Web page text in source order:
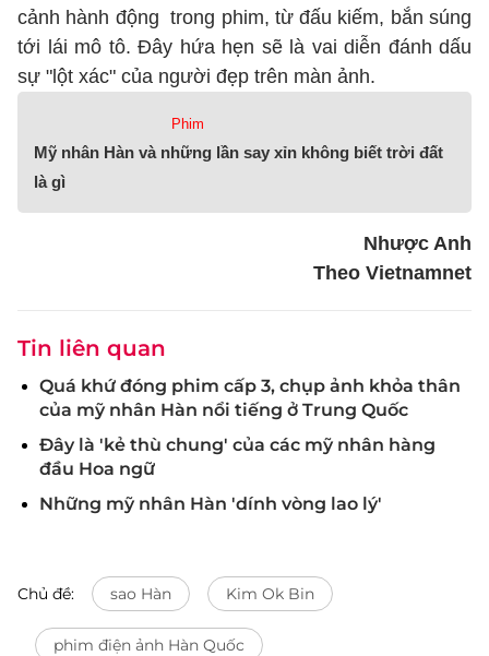
cảnh hành động trong phim, từ đấu kiếm, bắn súng
tới lái mô tô. Đây hứa hẹn sẽ là vai diễn đánh dấu
sự "lột xác" của người đẹp trên màn ảnh.
Phim
Mỹ nhân Hàn và những lần say xỉn không biết trời đất
là gì
Nhược Anh
Theo Vietnamnet
Tin liên quan
Quá khứ đóng phim cấp 3, chụp ảnh khỏa thân
của mỹ nhân Hàn nổi tiếng ở Trung Quốc
Đây là 'kẻ thù chung' của các mỹ nhân hàng
đầu Hoa ngữ
Những mỹ nhân Hàn 'dính vòng lao lý'
Chủ đề: sao Hàn Kim Ok Bin
phim điện ảnh Hàn Quốc